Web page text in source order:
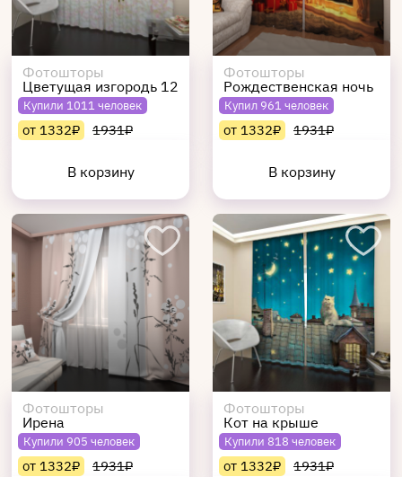
Фотошторы
Цветущая изгородь 12
Купили 1011 человек
от 1332₽ 1931₽
В корзину
Фотошторы
Рождественская ночь
Купил 961 человек
от 1332₽ 1931₽
В корзину
Фотошторы
Ирена
Купили 905 человек
от 1332₽ 1931₽
Фотошторы
Кот на крыше
Купили 818 человек
от 1332₽ 1931₽